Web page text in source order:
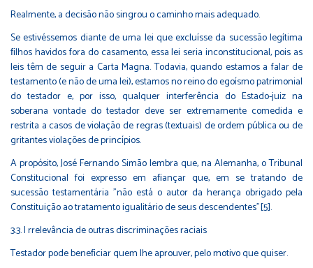
Realmente, a decisão não singrou o caminho mais adequado.
Se estivéssemos diante de uma lei que excluísse da sucessão legítima
ﬁlhos havidos fora do casamento, essa lei seria inconstitucional, pois as
leis têm de seguir a Carta Magna. Todavia, quando estamos a falar de
testamento (e não de uma lei), estamos no reino do egoísmo patrimonial
do testador e, por isso, qualquer interferência do Estado-juiz na
soberana vontade do testador deve ser extremamente comedida e
restrita a casos de violação de regras (textuais) de ordem pública ou de
gritantes violações de princípios.
A propósito, José Fernando Simão lembra que, na Alemanha, o Tribunal
Constitucional foi expresso em aﬁançar que, em se tratando de
sucessão testamentária "não está o autor da herança obrigado pela
Constituição ao tratamento igualitário de seus descendentes"[5].
3.3. I rrelevância de outras discriminações raciais
Testador pode beneﬁciar quem lhe aprouver, pelo motivo que quiser.